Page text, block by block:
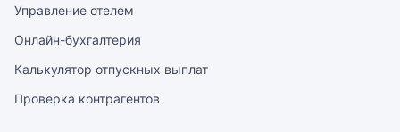
Управление отелем
Онлайн-бухгалтерия
Калькулятор отпускных выплат
Проверка контрагентов